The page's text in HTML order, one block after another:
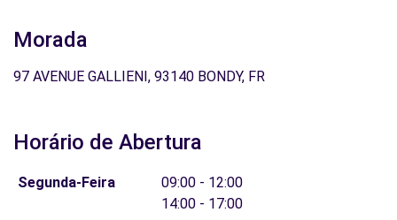
Morada
97 AVENUE GALLIENI, 93140 BONDY, FR
Horário de Abertura
Segunda-Feira
09:00 - 12:00
14:00 - 17:00